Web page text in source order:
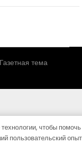
Газетная тема
чтобы помочь
пользовательский